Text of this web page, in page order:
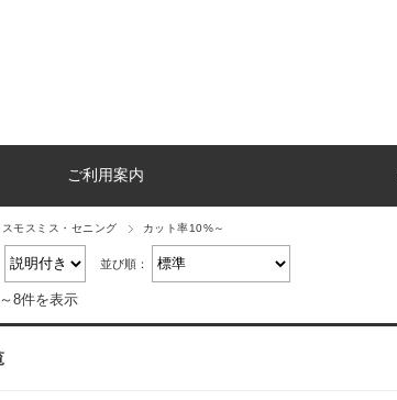
ご利用案内
スモスミス・セニング カット率10%～
並び順：
8件を表示